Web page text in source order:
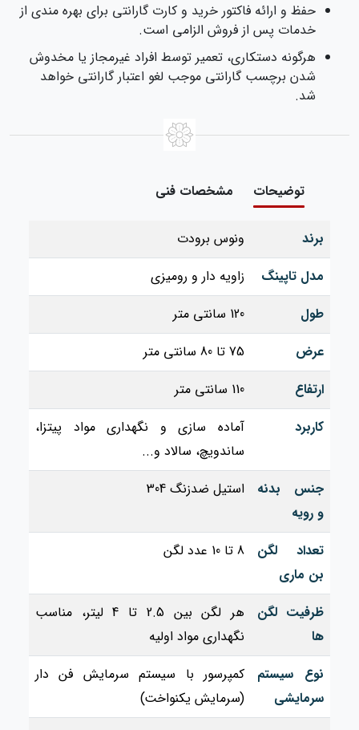
حفظ و ارائه فاکتور خرید و کارت گارانتی برای بهره‌ مندی از
خدمات پس از فروش الزامی است.
هرگونه دستکاری، تعمیر توسط افراد غیرمجاز یا مخدوش
شدن برچسب گارانتی موجب لغو اعتبار گارانتی خواهد
شد.
توضیحات مشخصات فنی
برند
ونوس برودت
مدل تاپینگ
زاویه دار و رومیزی
طول
120 سانتی‌ متر
عرض
75 تا 80 سانتی متر
ارتفاع
110 سانتی متر
کاربرد
آماده‌ سازی و نگهداری مواد پیتزا،
ساندویچ، سالاد و...
جنس بدنه
و رویه
استیل ضدزنگ 304
تعداد لگن
بن‌ ماری
8 تا 10 عدد لگن
ظرفیت لگن‌
ها
هر لگن بین 2.5 تا 4 لیتر، مناسب
نگهداری مواد اولیه
نوع سیستم
سرمایشی
کمپرسور با سیستم سرمایش فن‌ دار
(سرمایش یکنواخت)